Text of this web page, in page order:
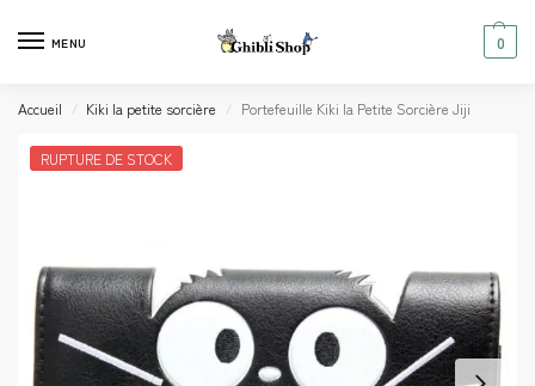
MENU 0
Accueil / Kiki la petite sorcière / Portefeuille Kiki la Petite Sorcière Jiji
RUPTURE DE STOCK